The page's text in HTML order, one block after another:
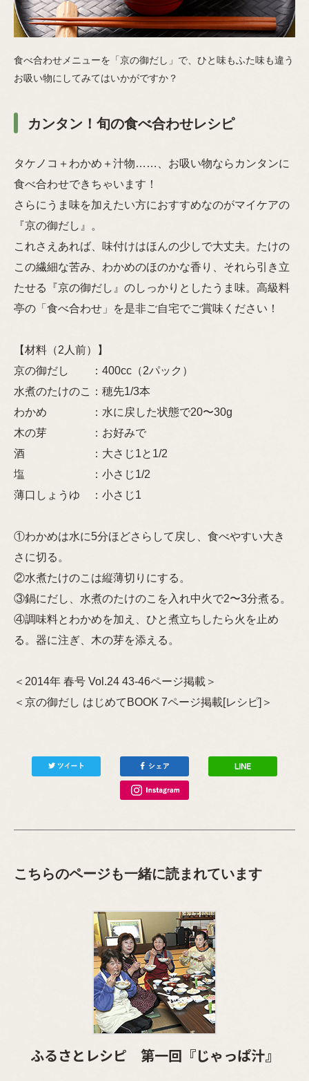
食べ合わせメニューを「京の御だし」で、ひと味もふた味も違う
お吸い物にしてみてはいかがですか？
カンタン！旬の食べ合わせレシピ
タケノコ＋わかめ＋汁物……、お吸い物ならカンタンに
食べ合わせできちゃいます！
さらにうま味を加えたい方におすすめなのがマイケアの
『京の御だし』。
これさえあれば、味付けはほんの少しで大丈夫。たけの
この繊細な苦み、わかめのほのかな香り、それら引き立
たせる『京の御だし』のしっかりとしたうま味。高級料
亭の「食べ合わせ」を是非ご自宅でご賞味ください！
【材料（2人前）】
京の御だし ：400cc（2パック）
水煮のたけのこ：穂先1/3本
わかめ ：水に戻した状態で20〜30g
木の芽 ：お好みで
酒 ：大さじ1と1/2
塩 ：小さじ1/2
薄口しょうゆ ：小さじ1
①わかめは水に5分ほどさらして戻し、食べやすい大き
さに切る。
②水煮たけのこは縦薄切りにする。
③鍋にだし、水煮のたけのこを入れ中火で2〜3分煮る。
④調味料とわかめを加え、ひと煮立ちしたら火を止め
る。器に注ぎ、木の芽を添える。
＜2014年 春号 Vol.24 43-46ページ掲載＞
＜京の御だし はじめてBOOK 7ページ掲載[レシピ]＞
こちらのページも一緒に読まれています
ふるさとレシピ 第一回『じゃっぱ汁』